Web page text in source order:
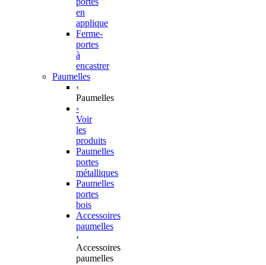
en
applique
Ferme-
portes
à
encastrer
Paumelles
‹
Paumelles
›
Voir
les
produits
Paumelles
portes
métalliques
Paumelles
portes
bois
Accessoires
paumelles
‹
Accessoires
paumelles